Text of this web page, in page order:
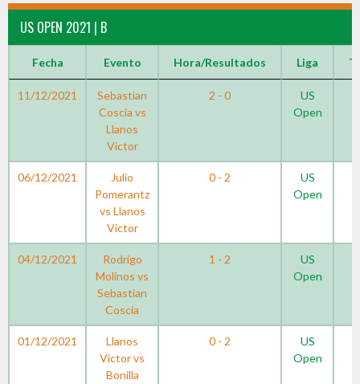
US OPEN 2021 | B
Fecha Evento Hora/Resultados Liga
11/12/2021
Sebastian
Coscia vs
Llanos
Victor
2 - 0
US
Open
06/12/2021
Julio
Pomerantz
vs Llanos
Victor
0 - 2
US
Open
04/12/2021
Rodrigo
Molinos vs
Sebastian
Coscia
1 - 2
US
Open
01/12/2021
Llanos
Victor vs
Bonilla
0 - 2
US
Open